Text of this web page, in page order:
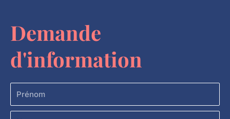
Demande
d'information